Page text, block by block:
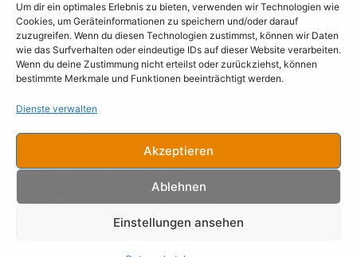
Um dir ein optimales Erlebnis zu bieten, verwenden wir Technologien wie
Cookies, um Geräteinformationen zu speichern und/oder darauf
zuzugreifen. Wenn du diesen Technologien zustimmst, können wir Daten
wie das Surfverhalten oder eindeutige IDs auf dieser Website verarbeiten.
Wenn du deine Zustimmung nicht erteilst oder zurückziehst, können
bestimmte Merkmale und Funktionen beeinträchtigt werden.
Dienste verwalten
Akzeptieren
Ablehnen
Einstellungen ansehen
Datenschutz
AGB
Blog
Lesbares / Hörbares
Buch: Macht der Struktur
Hörbuch: Macht der der Struktur
Wie man Arbeitgebermarken erschafft